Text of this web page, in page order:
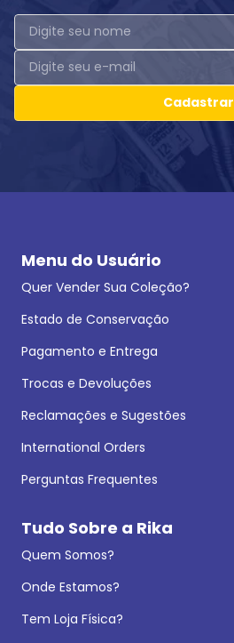
Cadastrar
Menu do Usuário
Quer Vender Sua Coleção?
Estado de Conservação
Pagamento e Entrega
Trocas e Devoluções
Reclamações e Sugestões
International Orders
Perguntas Frequentes
Tudo Sobre a Rika
Quem Somos?
Onde Estamos?
Tem Loja Física?